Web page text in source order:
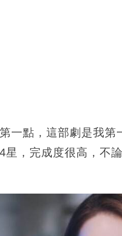
一點，這部劇是我第
，完成度很高，不